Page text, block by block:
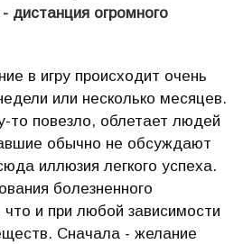
дистанция огромного
в игру происходит очень
или несколько месяцев.
то повезло, облетает людей
обычно не обсуждают
иллюзия легкого успеха.
болезненного
и при любой зависимости
Сначала - желание